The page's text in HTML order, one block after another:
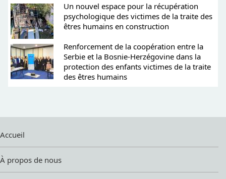
Un nouvel espace pour la récupération
psychologique des victimes de la traite des
êtres humains en construction
Renforcement de la coopération entre la
Serbie et la Bosnie-Herzégovine dans la
protection des enfants victimes de la traite
des êtres humains
Accueil
À propos de nous